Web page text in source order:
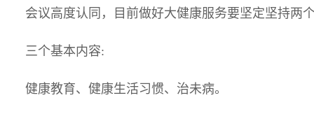
会议高度认同，目前做好大健康服务要坚定坚持两
三个基本内容:
健康教育、健康生活习惯、治未病。